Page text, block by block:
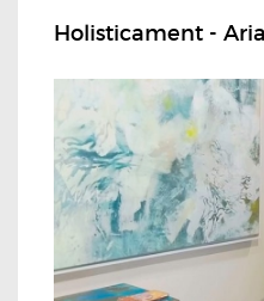
Holisticament -